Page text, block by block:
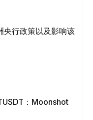
央行政策以及影响该
：Moonshot